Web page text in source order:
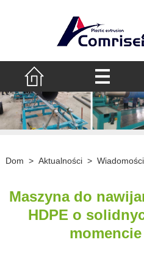
Dom > Aktualności >
Maszyna do
HDPE o